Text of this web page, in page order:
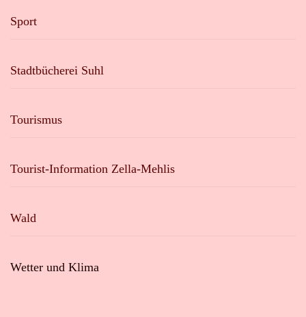
Sport
Stadtbücherei Suhl
Tourismus
Tourist-Information Zella-Mehlis
Wald
Wetter und Klima